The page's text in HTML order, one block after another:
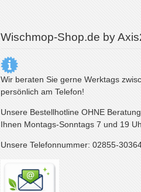
Wischmop-Shop.de by
Wir beraten Sie gerne Werktags
persönlich am Telefon!
Unsere Bestellhotline OHNE
Ihnen Montags-Sonntags 7 und 19
Unsere Telefonnummer: 02855-